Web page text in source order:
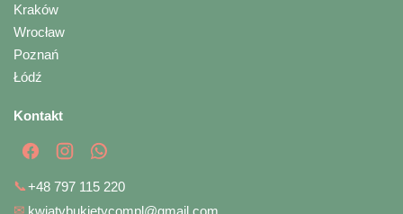
Kraków
Wrocław
Poznań
Łódź
Kontakt
📞+48 797 115 220
✉ kwiatybukietycompl@gmail.com